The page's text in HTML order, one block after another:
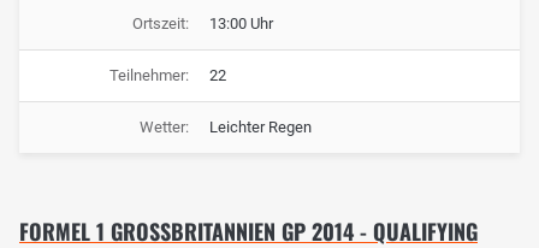
Ortszeit: 13:00 Uhr
Teilnehmer: 22
Wetter: Leichter Regen
FORMEL 1 GROSSBRITANNIEN GP 2014 - QUALIFYING